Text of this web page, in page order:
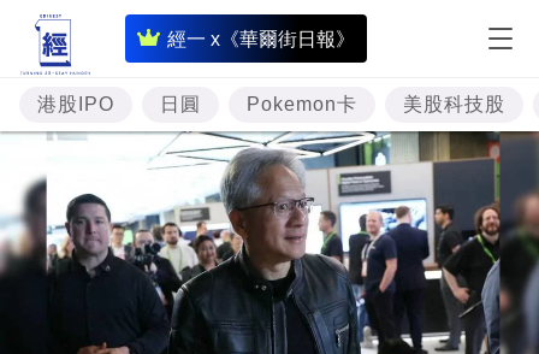
經一 x《華爾街日報》
即
時
財
經
專
題
投
資
樓
港股IPO 日圓 Pokemon卡 美股科技股